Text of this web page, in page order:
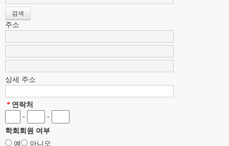
주소
상세 주소
* 연락처
-
-
학회회원 여부
예
아니오